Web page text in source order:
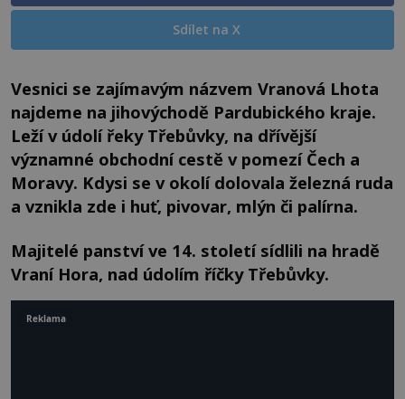
Sdílet na X
Vesnici se zajímavým názvem Vranová Lhota
najdeme na jihovýchodě Pardubického kraje.
Leží v údolí řeky Třebůvky, na dřívější
významné obchodní cestě v pomezí Čech a
Moravy. Kdysi se v okolí dolovala železná ruda
a vznikla zde i huť, pivovar, mlýn či palírna.
Majitelé panství ve 14. století sídlili na hradě
Vraní Hora, nad údolím říčky Třebůvky.
Reklama